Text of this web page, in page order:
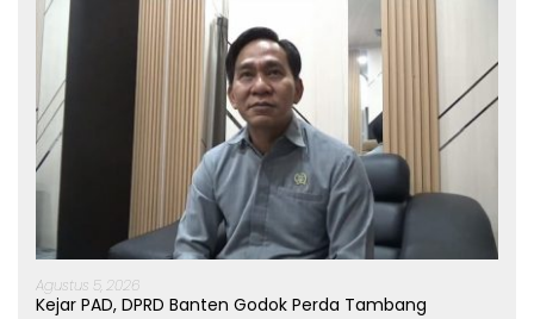
Agustus 5, 2026
Kejar PAD, DPRD Banten Godok Perda Tambang